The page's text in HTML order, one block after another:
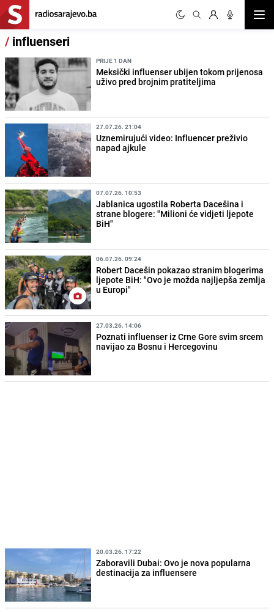
/ influenseri
PRIJE 1 DAN
Meksički influenser ubijen tokom prijenosa
uživo pred brojnim pratiteljima
27.07.26. 21:04
Uznemirujući video: Influencer preživio
napad ajkule
07.07.26. 10:53
Jablanica ugostila Roberta Dacešina i
strane blogere: "Milioni će vidjeti ljepote
BiH"
06.07.26. 09:24
Robert Dacešin pokazao stranim blogerima
ljepote BiH: "Ovo je možda najljepša zemlja
u Europi"
27.03.26. 14:06
Poznati influenser iz Crne Gore svim srcem
navijao za Bosnu i Hercegovinu
20.03.26. 17:22
Zaboravili Dubai: Ovo je nova popularna
destinacija za influensere